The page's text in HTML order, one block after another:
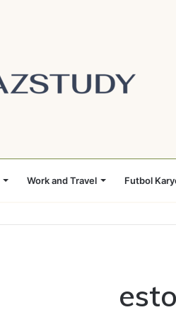
Work and Travel Futbol